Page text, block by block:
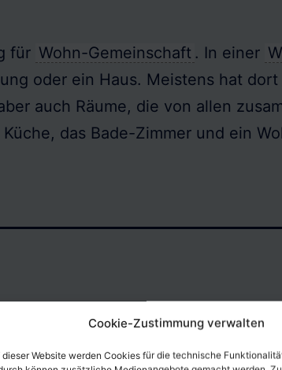
Cookie-Zustimmung verwalten
dieser Website werden Cookies für die technische
für Wohn-Gemeinschaft . In einer
oder ein Haus. Meistens hat
auch Räume, die von allen
das Bade-Zimmer und ein